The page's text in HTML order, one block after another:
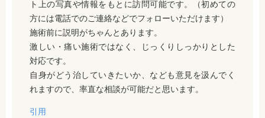
ト上の写真や情報をもとに訪問可能です。（初めての
方には電話でのご連絡などでフォローいただけます）
施術前に説明がちゃんとあります。
激しい・痛い施術ではなく、じっくりしっかりとした
対応です。
自身がどう治していきたいか、なども意見を汲んでく
れますので、率直な相談が可能だと思います。
引用